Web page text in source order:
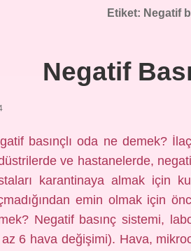
Etiket: Negatif
Negatif
basınçlı oda ne demek?
ve hastanelerde,
karantinaya almak için
emin olmak için
Negatif basınç sistemi,
6 hava değişimi). Hava,